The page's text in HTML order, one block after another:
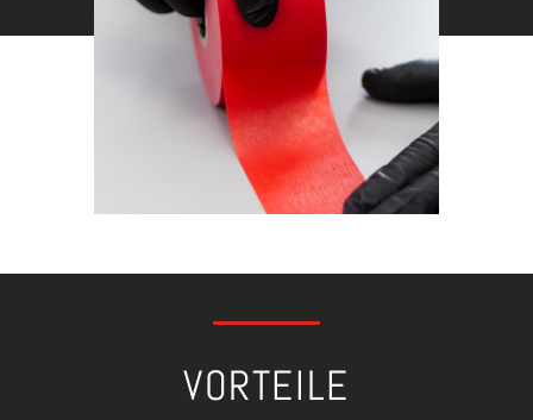
VORTEILE